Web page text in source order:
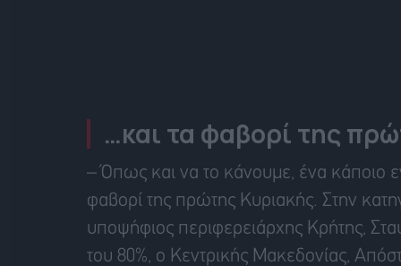
…και τα φαβορί της
– Όπως και να το κάνουμε, ένα κάποιο
φαβορί της πρώτης Κυριακής. Στην
υποψήφιος περιφερειάρχης Κρήτης,
του 80%, ο Κεντρικής Μακεδονίας,